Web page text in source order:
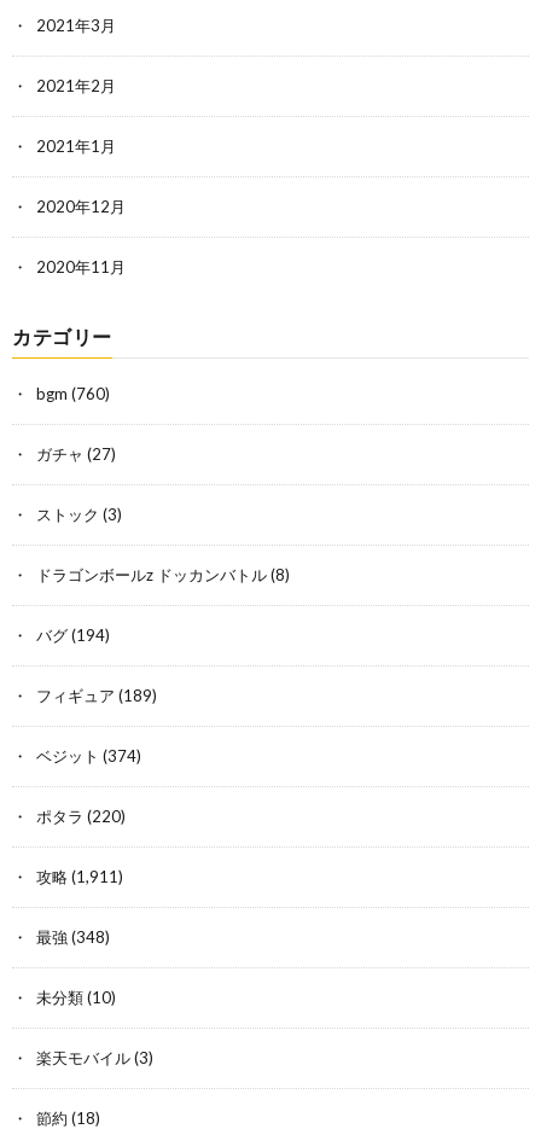
2021年3月
2021年2月
2021年1月
2020年12月
2020年11月
カテゴリー
bgm (760)
ガチャ (27)
ストック (3)
ドラゴンボールz ドッカンバトル(8)
バグ(194)
フィギュア (189)
ベジット (374)
ポタラ (220)
攻略(1,911)
最強 (348)
未分類(10)
楽天モバイル(3)
節約 (18)